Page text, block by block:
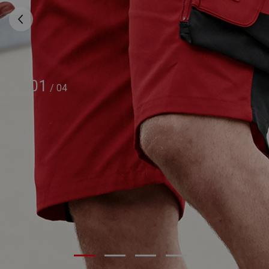
01 / 04